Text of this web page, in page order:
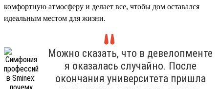
комфортную атмосферу и делает все, чтобы дом оставался
идеальным местом для жизни.
Можно сказать, что в девелопменте
я оказалась случайно. После
окончания университета пришла